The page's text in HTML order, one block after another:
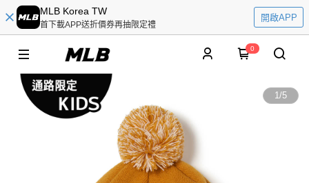
MLB Korea TW
首下載APP送折價券再抽限定禮
開啟APP
0
1/5